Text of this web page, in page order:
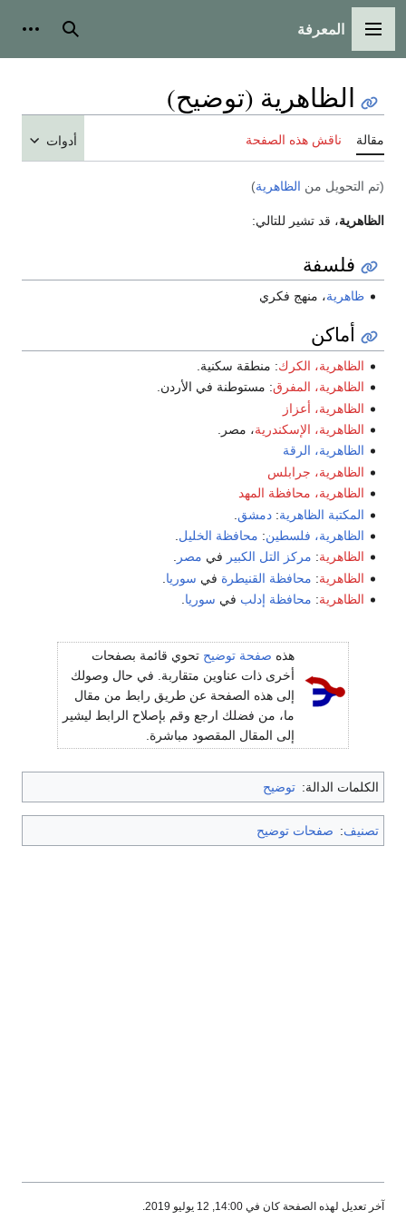
القائمة الرئيسية
المعرفة بحث
الظاهرية (توضيح)
مقالة ناقش هذه الصفحة أدوات
(تم التحويل من الظاهرية)
الظاهرية، قد تشير للتالي:
فلسفة
ظاهرية، منهج فكري
أماكن
الظاهرية، الكرك: منطقة سكنية.
الظاهرية، المفرق: مستوطنة في الأردن.
الظاهرية، أعزاز
الظاهرية، الإسكندرية، مصر.
الظاهرية، الرقة
الظاهرية، جرابلس
الظاهرية، محافظة المهد
المكتبة الظاهرية:دمشق
الظاهرية، فلسطين: محافظة الخليل
الظاهرية: مركز التل الكبير في مصر .
الظاهرية: محافظة القنيطرة في سوريا
الظاهرية: محافظة إدلب في سوريا.
هذه صفحة توضيح تحوي قائمة بصفحات
أخرى ذات عناوين متقاربة. في حال وصولك
إلى هذه الصفحة عن طريق رابط من مقال
ما، من فضلك ارجع وقم بإصلاح الرابط ليشير
إلى المقال المقصود مباشرة.
الكلمات الدالة: توضيح
تصنيف: صفحات توضيح
آخر تعديل لهذه الصفحة كان في 14:00, 12 يوليو 2019.